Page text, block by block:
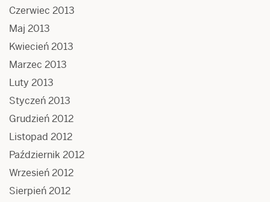
Czerwiec 2013
Maj 2013
Kwiecień 2013
Marzec 2013
Luty 2013
Styczeń 2013
Grudzień 2012
Listopad 2012
Październik 2012
Wrzesień 2012
Sierpień 2012